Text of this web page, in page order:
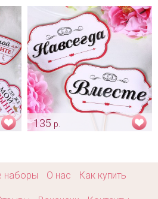
Арт: fot_0141
135 р.
наборы О нас Как купить